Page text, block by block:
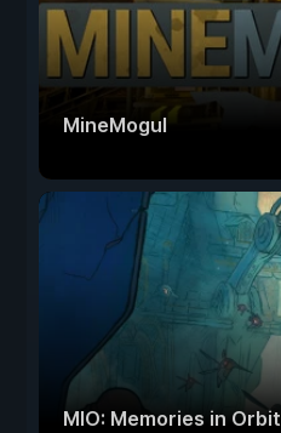
MineMogul
MIO: Memories in Orbit